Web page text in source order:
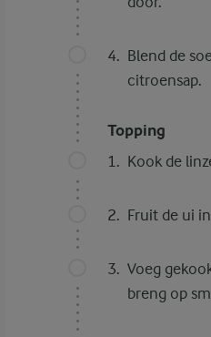
Blend de
citroensap.
Topping
Kook de
Fruit de ui
Voeg
breng op